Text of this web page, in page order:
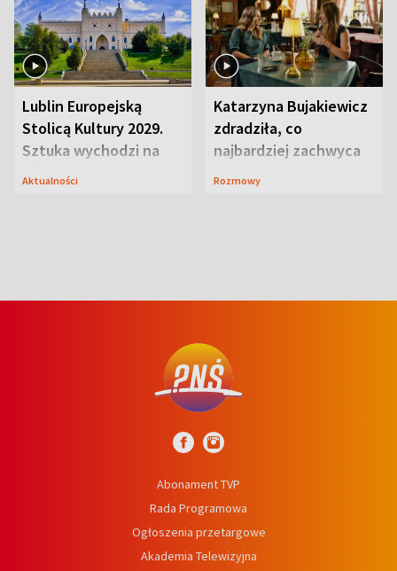
Lublin Europejską
Stolicą Kultury 2029.
Sztuka wychodzi na
ulice
Aktualności
Katarzyna Bujakiewicz
zdradziła, co
najbardziej zachwyca
ją w Lublinie
Rozmowy
Abonament TVP
Rada Programowa
Ogłoszenia przetargowe
Akademia Telewizyjna